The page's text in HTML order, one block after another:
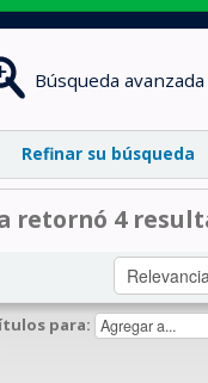
Búsqueda avanzada
Refinar su búsqueda
retornó 4
para: